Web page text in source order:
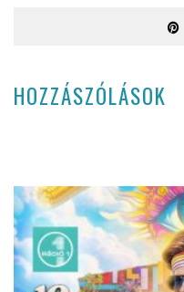
HOZZÁSZÓLÁSOK